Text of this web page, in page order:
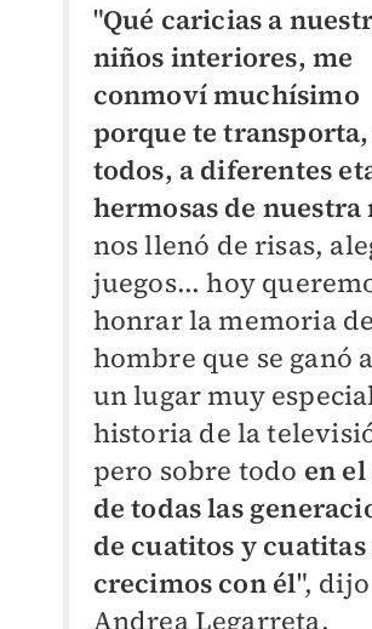
"Qué caricias a
niños interiores, me
conmoví muchísimo
porque te
todos, a diferentes
hermosas de nuestra
nos llenó de risas,
juegos... hoy
honrar la memoria
hombre que se ganó
un lugar muy
historia de la
pero sobre todo en
de todas las
de cuatitos y cuatitas
crecimos con él", dijo
Andrea Legarreta.